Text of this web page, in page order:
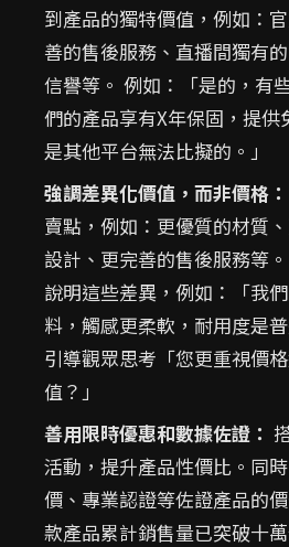
到產品的獨特價值，例如：
善的售後服務、直播間獨有
信譽等。 例如：「是的，有
們的產品享有X年保固，提
是其他平台無法比擬的。」
強調差異化價值，而非價格：
賣點，例如：更優質的材質
設計、更完善的售後服務等
說明這些差異，例如：「我
料，觸感更柔軟，耐用度是
引導觀眾思考「您更重視價
值？」
善用限時優惠和數據佐證：
活動，提升產品性價比。同
價、專業認證等佐證產品的
款產品累計銷售量已突破十